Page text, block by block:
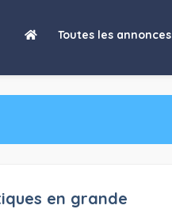
Toutes les annonces
en grande